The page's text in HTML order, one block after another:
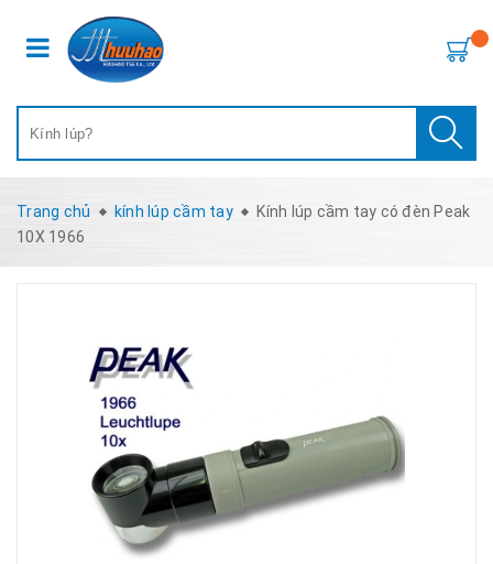
Trang chủ kính lúp cầm tay
Kính lúp cầm tay có đèn Peak
10X 1966